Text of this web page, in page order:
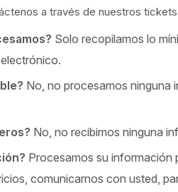
a través de nuestros
Solo recopilamos lo
No, no procesamos ninguna
No, no recibimos ninguna
Procesamos su información
comunicarnos con usted,